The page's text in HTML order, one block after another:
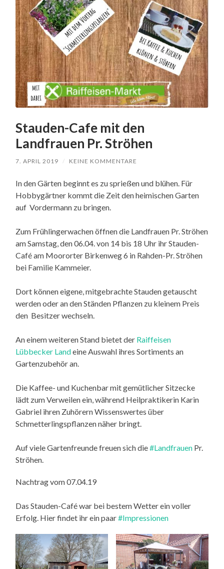
Stauden-Cafe mit den
Landfrauen Pr. Ströhen
7. APRIL 2019 / KEINE KOMMENTARE
In den Gärten beginnt es zu sprießen und blühen. Für
Hobbygärtner kommt die Zeit den heimischen Garten
auf Vordermann zu bringen.
Zum Frühlingerwachen öffnen die Landfrauen Pr. Ströhen
am Samstag, den 06.04. von 14 bis 18 Uhr ihr Stauden-
Café am Moororter Birkenweg 6 in Rahden-Pr. Ströhen
bei Familie Kammeier.
Dort können eigene, mitgebrachte Stauden getauscht
werden oder an den Ständen Pflanzen zu kleinem Preis
den Besitzer wechseln.
An einem weiteren Stand bietet der Raiffeisen
Lübbecker Landeine Auswahl ihres Sortiments an
Gartenzubehör an.
Die Kaffee- und Kuchenbar mit gemütlicher Sitzecke
lädt zum Verweilen ein, während Heilpraktikerin Karin
Gabriel ihren Zuhörern Wissenswertes über
Schmetterlingspflanzen näher bringt.
Auf viele Gartenfreunde freuen sich die#Landfrauen Pr.
Ströhen.
Nachtrag vom 07.04.19
Das Stauden-Café war bei bestem Wetter ein voller
Erfolg. Hier findet ihr ein paar#Impressionen